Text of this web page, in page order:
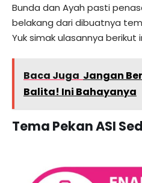
Bunda dan Ayah pasti
belakang dari dibuatnya
Yuk simak ulasannya berikut
Baca Juga Jangan
Balita! Ini Bahayanya
Tema Pekan ASI